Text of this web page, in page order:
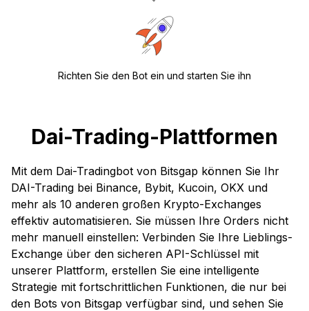
Richten Sie den Bot ein und starten Sie ihn
Dai-Trading-Plattformen
Mit dem Dai-Tradingbot von Bitsgap können Sie Ihr
DAI-Trading bei Binance, Bybit, Kucoin, OKX und
mehr als 10 anderen großen Krypto-Exchanges
effektiv automatisieren. Sie müssen Ihre Orders nicht
mehr manuell einstellen: Verbinden Sie Ihre Lieblings-
Exchange über den sicheren API-Schlüssel mit
unserer Plattform, erstellen Sie eine intelligente
Strategie mit fortschrittlichen Funktionen, die nur bei
den Bots von Bitsgap verfügbar sind, und sehen Sie